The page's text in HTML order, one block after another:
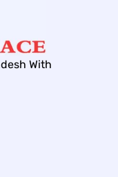
With